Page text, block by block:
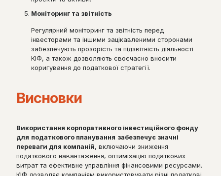
Моніторинг та звітність
Регулярний моніторинг та звітність перед
інвесторами та іншими зацікавленими сторонами
забезпечують прозорість та підзвітність діяльності
КІФ, а також дозволяють своєчасно вносити
коригування до податкової стратегії.
Висновки
Використання корпоративного інвестиційного фонду
для податкового планування забезпечує значні
переваги для компаній, включаючи зниження
податкового навантаження, оптимізацію податкових
витрат та ефективне управління фінансовими ресурсами.